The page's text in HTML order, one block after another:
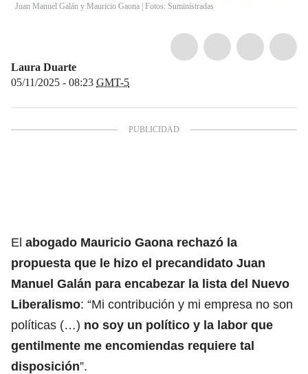
Juan Manuel Galán y Mauricio Gaona | Fotos: Suministradas
Laura Duarte
05/11/2025 - 08:23 GMT-5
El abogado Mauricio Gaona rechazó la
propuesta que le hizo el precandidato Juan
Manuel Galán para encabezar la lista del Nuevo
Liberalismo: “Mi contribución y mi empresa no son
políticas (…) no soy un político y la labor que
gentilmente me encomiendas requiere tal
disposición”.